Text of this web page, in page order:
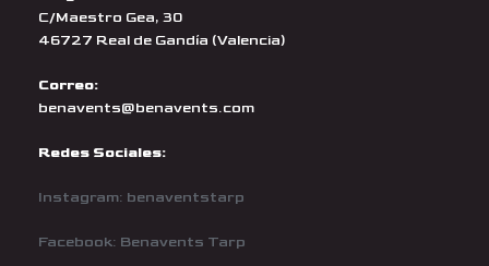
C/Maestro Gea, 30
46727 Real de Gandía (Valencia)
Correo:
benavents@benavents.com
Redes Sociales:
Instagram: benaventstarp
Facebook: Benavents Tarp